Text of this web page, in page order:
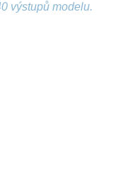
výstupů modelu.